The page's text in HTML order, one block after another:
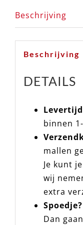
Beschrijving
Beschrijving
DETAILS
Levertijd
binnen
mallen
Je kunt
wij
extra
Spoedje?
Dan